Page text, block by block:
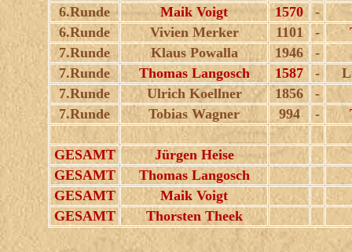
6.Runde
Maik Voigt 1570
-
6.Runde
Vivien Merker 1101 -
7.Runde
Klaus Powalla 1946
-
7.Runde
Thomas Langosch 1587 -
7.Runde
Ulrich Koellner 1856
-
7.Runde
Tobias Wagner 994 -
GESAMT Jürgen Heise
GESAMT
Thomas Langosch
GESAMT
Maik Voigt
GESAMT
Thorsten Theek